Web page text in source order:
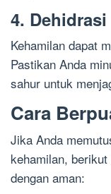
4. Dehidrasi
Kehamilan dapat
Pastikan Anda
sahur untuk
Cara
Jika Anda
kehamilan,
dengan aman: